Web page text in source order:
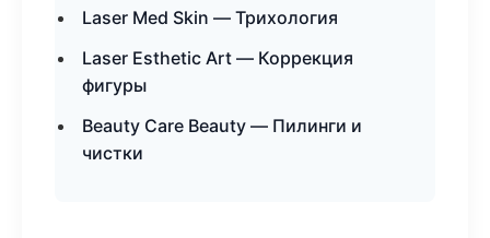
Laser Med Skin — Трихология
Laser Esthetic Art — Коррекция
фигуры
Beauty Care Beauty — Пилинги и
чистки